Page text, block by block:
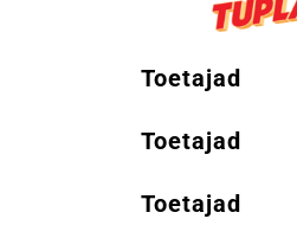
Toetajad
Toetajad
Toetajad